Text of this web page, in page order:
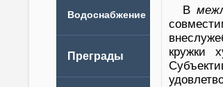
В
кружки